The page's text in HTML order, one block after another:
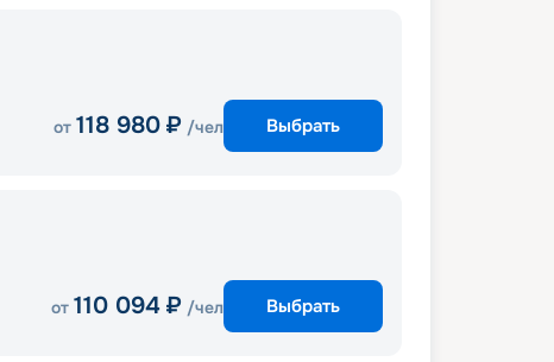
от 118 980 ₽ /чел Выбрать
от 110 094 ₽ /чел Выбрать